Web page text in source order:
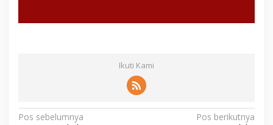
Ikuti Kami
N
Pos sebelumnya
Pos berikutnya